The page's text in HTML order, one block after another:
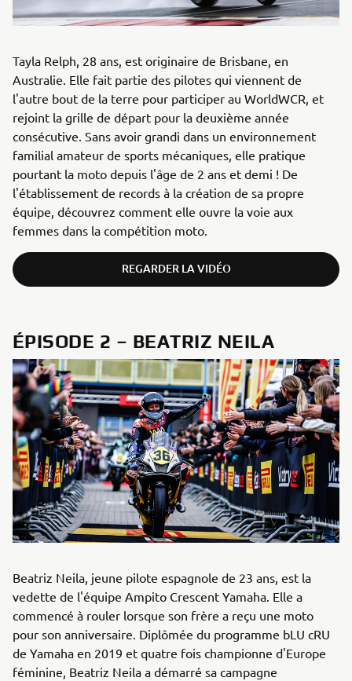
Tayla Relph, 28 ans, est originaire de Brisbane, en
Australie. Elle fait partie des pilotes qui viennent de
l'autre bout de la terre pour participer au WorldWCR, et
rejoint la grille de départ pour la deuxième année
consécutive. Sans avoir grandi dans un environnement
familial amateur de sports mécaniques, elle pratique
pourtant la moto depuis l'âge de 2 ans et demi ! De
l'établissement de records à la création de sa propre
équipe, découvrez comment elle ouvre la voie aux
femmes dans la compétition moto.
REGARDER LA VIDÉO
ÉPISODE 2 – BEATRIZ NEILA
Beatriz Neila, jeune pilote espagnole de 23 ans, est la
vedette de l'équipe Ampito Crescent Yamaha. Elle a
commencé à rouler lorsque son frère a reçu une moto
pour son anniversaire. Diplômée du programme bLU cRU
de Yamaha en 2019 et quatre fois championne d'Europe
féminine, Beatriz Neila a démarré sa campagne